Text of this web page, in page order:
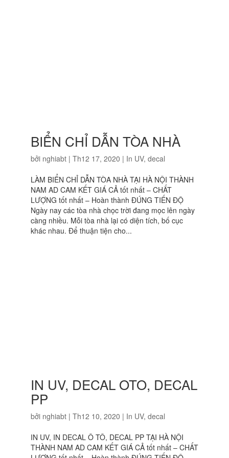
BIỂN CHỈ DẪN TÒA NHÀ
bởi nghiabt| Th12 17, 2020 | In UV, decal
LÀM BIỂN CHỈ DẪN TÒA NHÀ TẠI HÀ NỘI THÀNH
NAM AD CAM KẾT GIÁ CẢ tốt nhất – CHẤT
LƯỢNG tốt nhất – Hoàn thành ĐÚNG TIẾN ĐỘ
Ngày nay các tòa nhà chọc trời đang mọc lên ngày
càng nhiều. Mỗi tòa nhà lại có diện tích, bố cục
khác nhau. Để thuận tiện cho...
IN UV, DECAL OTO, DECAL
PP
bởi nghiabt| Th12 10, 2020 | In UV, decal
IN UV, IN DECAL Ô TÔ, DECAL PP TẠI HÀ NỘI
THÀNH NAM AD CAM KẾT GIÁ CẢ tốt nhất – CHẤT